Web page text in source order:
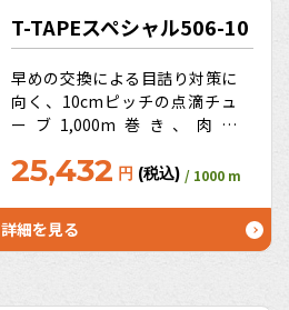
T-TAPEスペシャル506-10
早めの交換による目詰り対策に
向く、10cmピッチの点滴チュ
ーブ1,000m巻き、肉厚
25,432 円 (税込) / 1000 m
詳細を見る